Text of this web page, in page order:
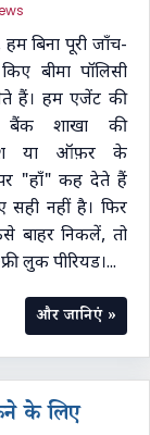
बिना पूरी जाँच-
बीमा पॉलिसी
हैं। हम एजेंट की
बैंक शाखा की
या ऑफ़र के
"हाँ" कह देते हैं
सही नहीं है। फिर
बाहर निकलें, तो
लुक पीरियड।...
और जानिएं »
के लिए